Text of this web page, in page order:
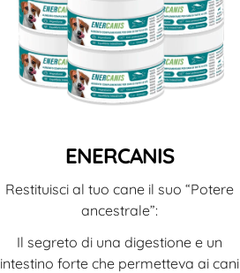
ENERCANIS
Restituisci al tuo cane il suo “Potere
ancestrale”:
Il segreto di una digestione e un
intestino forte che permetteva ai cani